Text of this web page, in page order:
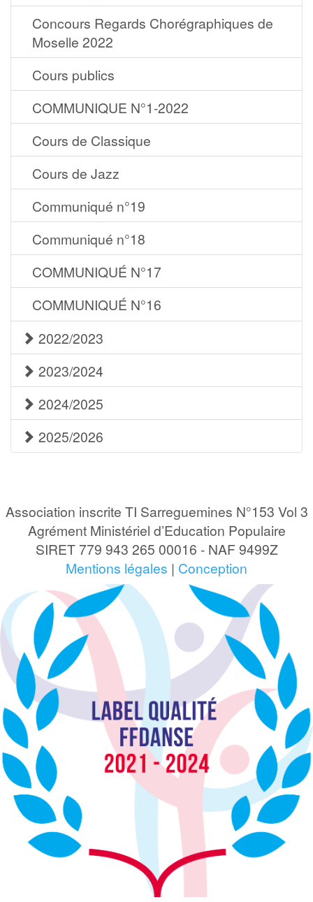
Concours Regards Chorégraphiques de
Moselle 2022
Cours publics
COMMUNIQUE N°1-2022
Cours de Classique
Cours de Jazz
Communiqué n°19
Communiqué n°18
COMMUNIQUÉ N°17
COMMUNIQUÉ N°16
2022/2023
2023/2024
2024/2025
2025/2026
Association inscrite TI Sarreguemines N°153 Vol 3
Agrément Ministériel d’Education Populaire
SIRET 779 943 265 00016 - NAF 9499Z
Mentions légales | Conception